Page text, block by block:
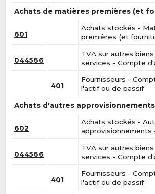
Achats de matières premières (et
601
Achats stockés -
premières (et
044566
TVA sur autres
services - Compte
401
Fournisseurs -
l'actif ou de passif
Achats d'autres approvisionnements
602
Achats stockés -
approvisionnements
044566
TVA sur autres
services - Compte
401
Fournisseurs -
l'actif ou de passif